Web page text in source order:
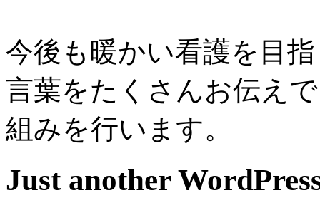
今後も暖かい看護を目
言葉をたくさんお伝え
組みを行います。
Just another